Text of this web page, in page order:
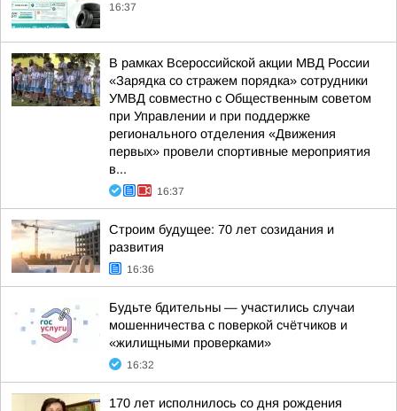
16:37
В рамках Всероссийской акции МВД России
«Зарядка со стражем порядка» сотрудники
УМВД совместно с Общественным советом
при Управлении и при поддержке
регионального отделения «Движения
первых» провели спортивные мероприятия
в...
16:37
Строим будущее: 70 лет созидания и
развития
16:36
Будьте бдительны — участились случаи
мошенничества с поверкой счётчиков и
«жилищными проверками»
16:32
170 лет исполнилось со дня рождения